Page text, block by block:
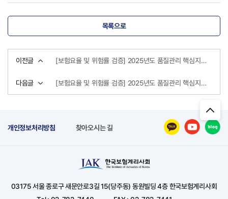
목록으로
이전글 [보험요율 및 위험률 검증] 2025년도 품질관리 핵심지표 - (주)보험계리법인써미트
다음글 [보험요율 및 위험률 검증] 2025년도 품질관리 핵심지표 - 에스아이지보험계리주식회사
개인정보처리방침 찾아오시는 길
03175 서울 종로구 새문안로3길 15(당주동) 동원빌딩 4층 한국보험계리사회